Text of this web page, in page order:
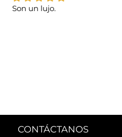
Son un lujo.
CONTÁCTANOS